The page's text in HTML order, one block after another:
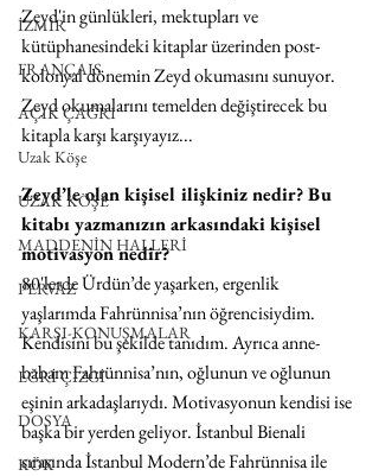
İZMİR
FRANÇAIS
AÇIK ÇAĞRI
Uzak Köşe
UZAK KÖŞE
MADDENİN HALLERİ
PERVAZ
KARŞI-KONUŞMALAR
EĞRİ ÇİZGİ
DOSYA
KÖK
Zeyd'in günlükleri, mektupları ve
kütüphanesindeki kitaplar üzerinden post-
kolonyal dönemin Zeyd okumasını sunuyor.
Zeyd okumalarını temelden değiştirecek bu
kitapla karşı karşıyayız...
Zeyd’le olan kişisel ilişkiniz nedir? Bu
kitabı yazmanızın arkasındaki kişisel
motivasyon nedir?
80'lerde Ürdün’de yaşarken, ergenlik
yaşlarımda Fahrünnisa’nın öğrencisiydim.
Kendisini bu şekilde tanıdım. Ayrıca anne-
babam Fahrünnisa’nın, oğlunun ve oğlunun
eşinin arkadaşlarıydı. Motivasyonun kendisi ise
başka bir yerden geliyor. İstanbul Bienali
sırasında İstanbul Modern’de Fahrünnisa ile